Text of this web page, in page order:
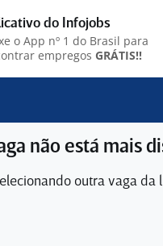
não está mais
outra vaga da
do Infojobs
o App nº 1 do Brasil para
empregos GRÁTIS!!